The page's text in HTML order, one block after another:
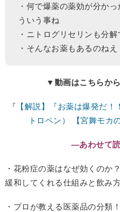
・何で爆薬の薬効が分か
ういう事ね
・ニトログリセリンも分
・そんなお薬もあるのねえ
▼動画はこちらか
『 【解説】『お薬は爆発だ
トロペン） 【宮舞モカ
―あわせて
・花粉症の薬はなぜ効くのか
緩和してくれる仕組みと飲み
・プロが教える医薬品の分類